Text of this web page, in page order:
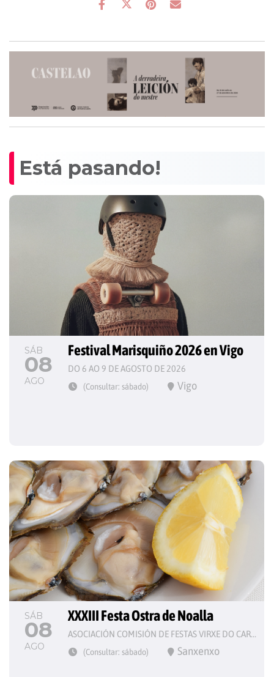
Está pasando!
SÁB
08
AGO
Festival Marisquiño 2026 en Vigo
DO 6 AO 9 DE AGOSTO DE 2026
(Consultar: sábado) Vigo
SÁB
08
AGO
XXXIII Festa Ostra de Noalla
ASOCIACIÓN COMISIÓN DE FESTAS VIRXE DO CARME
(Consultar: sábado) Sanxenxo